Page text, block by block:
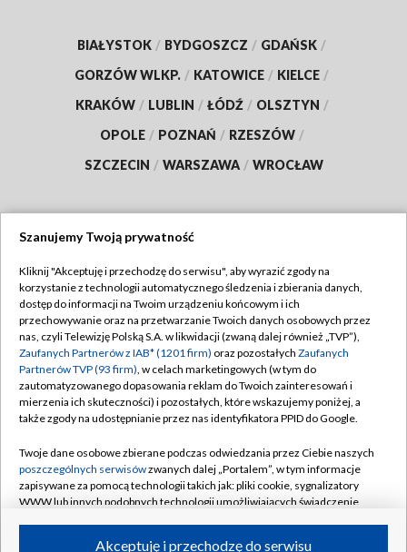
BIAŁYSTOK / BYDGOSZCZ / GDAŃSK /
GORZÓW WLKP. / KATOWICE / KIELCE /
KRAKÓW / LUBLIN / ŁÓDŹ / OLSZTYN /
OPOLE / POZNAŃ / RZESZÓW /
SZCZECIN / WARSZAWA / WROCŁAW
TVP
Abonament TVP
Emisja w TVP
Centrum informacji TVP
Naziemna Telewizja Cyfrowa
Rada Programowa
System NOS
Informacje o nadawcy
Regulamin TVP
Polityka prywatności
Moje zgody
Pomoc
Kontakt
Kanały
Szanujemy Twoją prywatność
Kliknij "Akceptuję i przechodzę do serwisu", aby wyrazić zgody na
korzystanie z technologii automatycznego śledzenia i zbierania danych,
dostęp do informacji na Twoim urządzeniu końcowym i ich
przechowywanie oraz na przetwarzanie Twoich danych osobowych przez
nas, czyli Telewizję Polską S.A. w likwidacji (zwaną dalej również „TVP”),
Zaufanych Partnerów z IAB* (1201 firm) oraz pozostałych Zaufanych
Partnerów TVP (93 firm), w celach marketingowych (w tym do
zautomatyzowanego dopasowania reklam do Twoich zainteresowań i
mierzenia ich skuteczności) i pozostałych, które wskazujemy poniżej, a
także zgody na udostępnianie przez nas identyfikatora PPID do Google.
Twoje dane osobowe zbierane podczas odwiedzania przez Ciebie naszych
poszczególnych serwisówzwanych dalej „Portalem”, w tym informacje
zapisywane za pomocą technologii takich jak: pliki cookie, sygnalizatory
WWW lub innych podobnych technologii umożliwiających świadczenie
Akceptuję i przechodzę do serwisu